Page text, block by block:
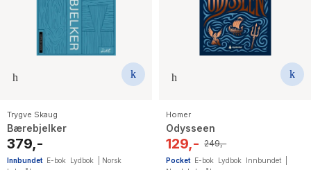
Trygve Skaug
Bærebjelker
379,-
Innbundet E-bok Lydbok
Norsk
Homer
Odysseen
129,- 249,-
Pocket E-bok Lydbok Innbundet